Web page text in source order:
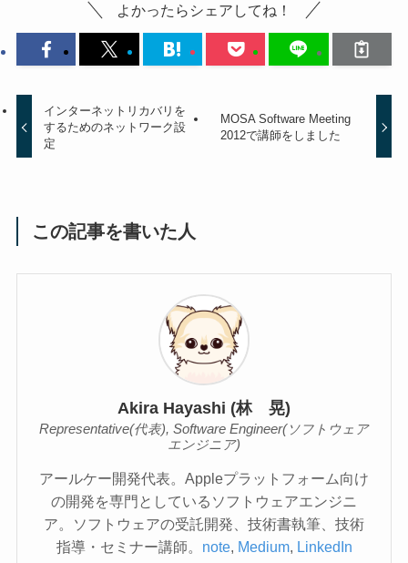
よかったらシェアしてね！
インターネットリカバリを
するためのネットワーク設
定
MOSA Software Meeting
2012で講師をしました
この記事を書いた人
Akira Hayashi (林 晃)
Representative(代表), Software Engineer(ソフトウェア
エンジニア)
アールケー開発代表。Appleプラットフォーム向け
の開発を専門としているソフトウェアエンジニ
ア。ソフトウェアの受託開発、技術書執筆、技術
指導・セミナー講師。 note, Medium, LinkedIn